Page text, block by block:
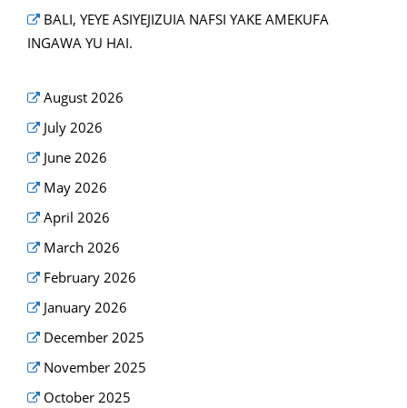
BALI, YEYE ASIYEJIZUIA NAFSI YAKE AMEKUFA
INGAWA YU HAI.
August 2026
July 2026
June 2026
May 2026
April 2026
March 2026
February 2026
January 2026
December 2025
November 2025
October 2025